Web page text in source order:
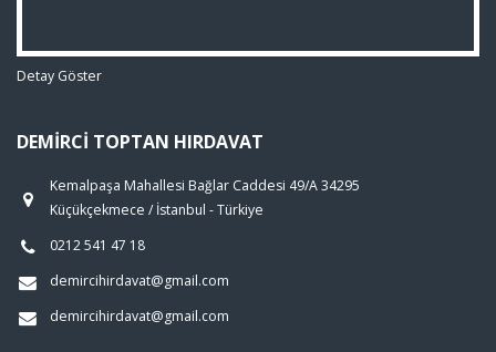
Detay Göster
DEMIRCI TOPTAN HIRDAVAT
Kemalpaşa Mahallesi Bağlar Caddesi 49/A 34295
Küçükçekmece / İstanbul - Türkiye
0212 541 47 18
demircihirdavat@gmail.com
demircihirdavat@gmail.com